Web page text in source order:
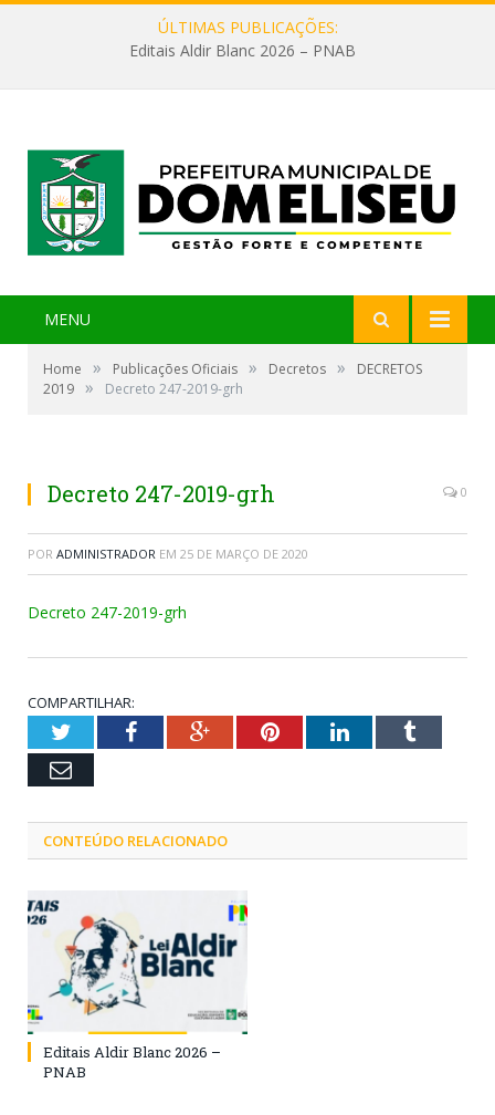
ÚLTIMAS PUBLICAÇÕES:
Editais Aldir Blanc 2026 – PNAB
MENU
Home » Publicações Oficiais » Decretos »
DECRETOS
2019 » Decreto 247-2019-grh
Decreto 247-2019-grh 0
POR ADMINISTRADOR EM 25 DE MARÇO DE 2020
Decreto 247-2019-grh
COMPARTILHAR:
TwitterFacebookGoogle+PinterestLinkedInTumblr
Email
CONTEÚDO RELACIONADO
Editais Aldir Blanc 2026 –
PNAB